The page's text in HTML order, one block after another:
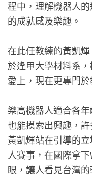
程中，理解機器人
的成就感及樂趣。
在此任教練的黃凱
於逢甲大學材料系
愛上，現在更專門
樂高機器人適合各
也能摸索出興趣，
黃凱煇站在引導的
人賽事，在國際拿下
眼，讓人看見台灣的